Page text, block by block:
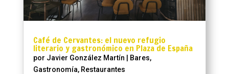
Café de Cervantes: el nuevo refugio
literario y gastronómico en Plaza de España
por Javier González Martín Bares,
Gastronomía, Restaurantes